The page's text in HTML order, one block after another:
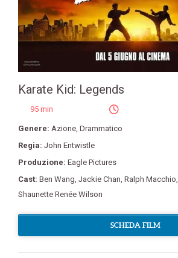
Karate Kid: Legends
95 min
Genere: Azione, Drammatico
Regia: John Entwistle
Produzione: Eagle Pictures
Cast: Ben Wang, Jackie Chan, Ralph Macchio,
Shaunette Renée Wilson
SCHEDA FILM